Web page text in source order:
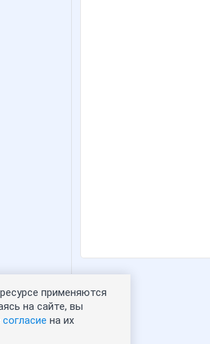
- 0
применяются
на сайте, вы
согласие на их